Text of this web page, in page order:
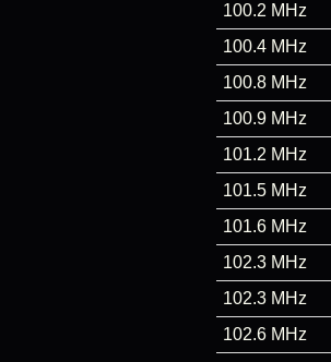
100.2 MHz
100.4 MHz
100.8 MHz
100.9 MHz
101.2 MHz
101.5 MHz
101.6 MHz
102.3 MHz
102.3 MHz
102.6 MHz